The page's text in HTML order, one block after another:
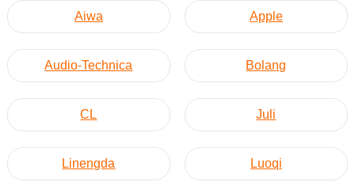
Aiwa Apple
Audio-Technica Bolang
CL Juli
Linengda Luoqi